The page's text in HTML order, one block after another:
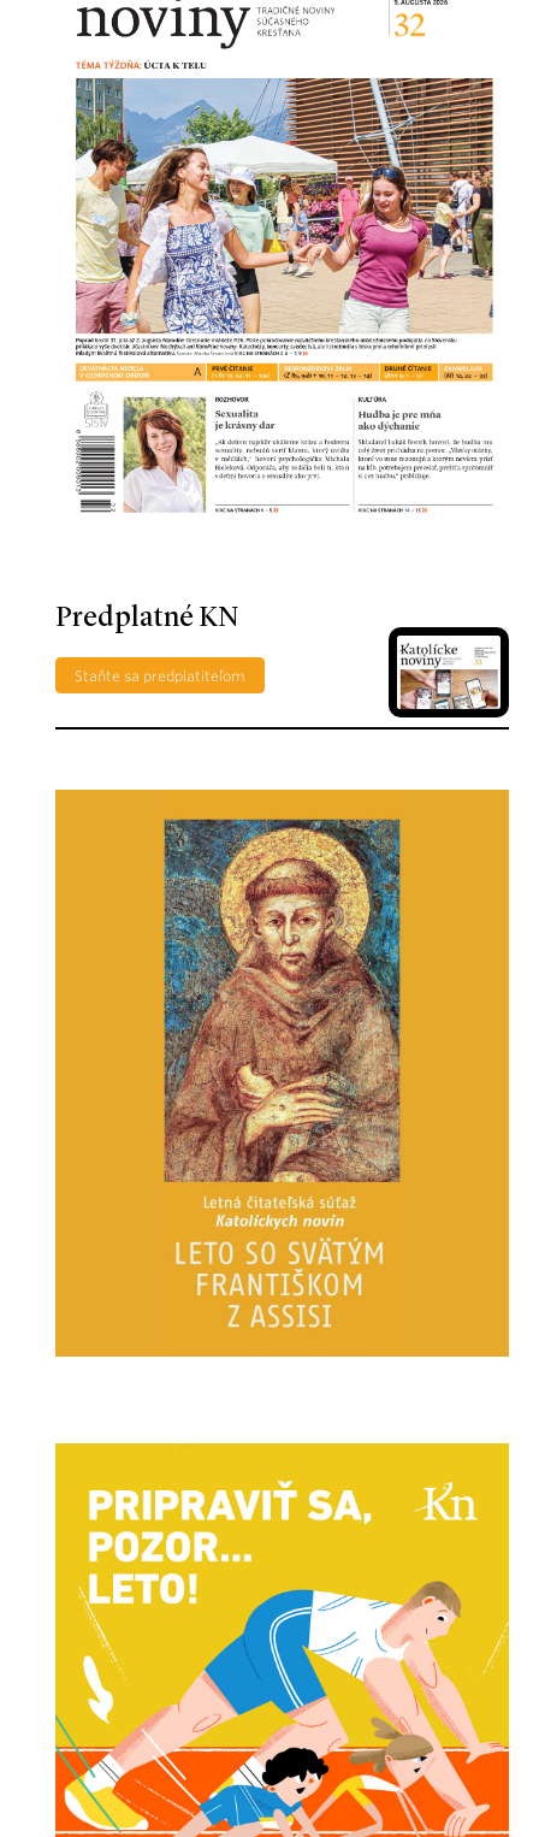
Predplatné KN
Staňte sa predplatiteľom